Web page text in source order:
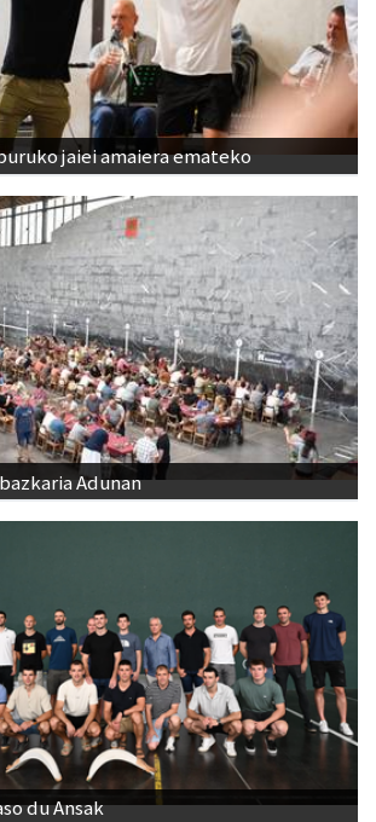
jaiei amaiera emateko
Adunan
du Ansak